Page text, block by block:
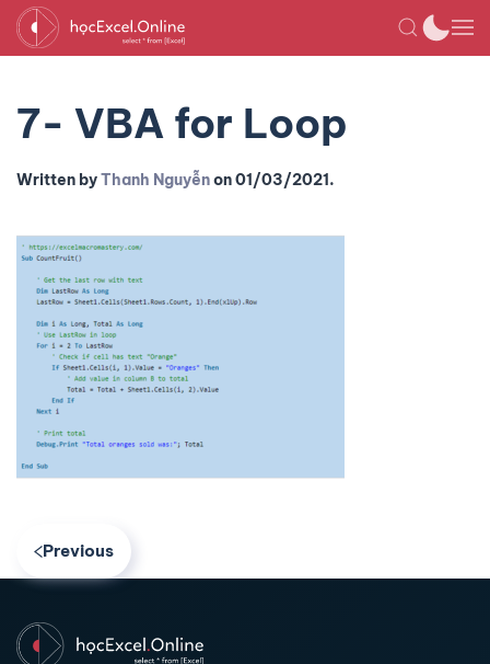
7- VBA for Loop
Written byThanh Nguyễnon01/03/2021.
Previous